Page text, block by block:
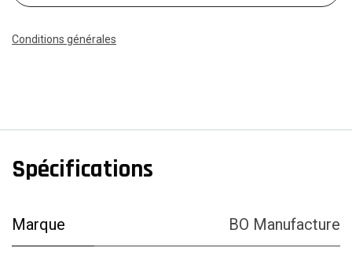
Conditions générales
Spécifications
Marque BO Manufacture